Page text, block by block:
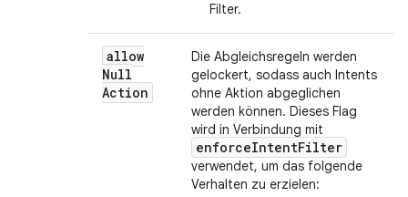
Filter.
allow
Null
Action
Die Abgleichsregeln werden
gelockert, sodass auch Intents
ohne Aktion abgeglichen
werden können. Dieses Flag
wird in Verbindung mit
enforceIntentFilter
verwendet, um das folgende
Verhalten zu erzielen: